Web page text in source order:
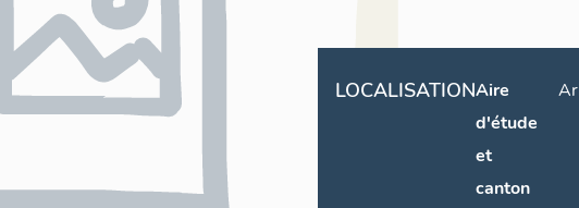
LOCALISATIONAire
d'étude
et
canton